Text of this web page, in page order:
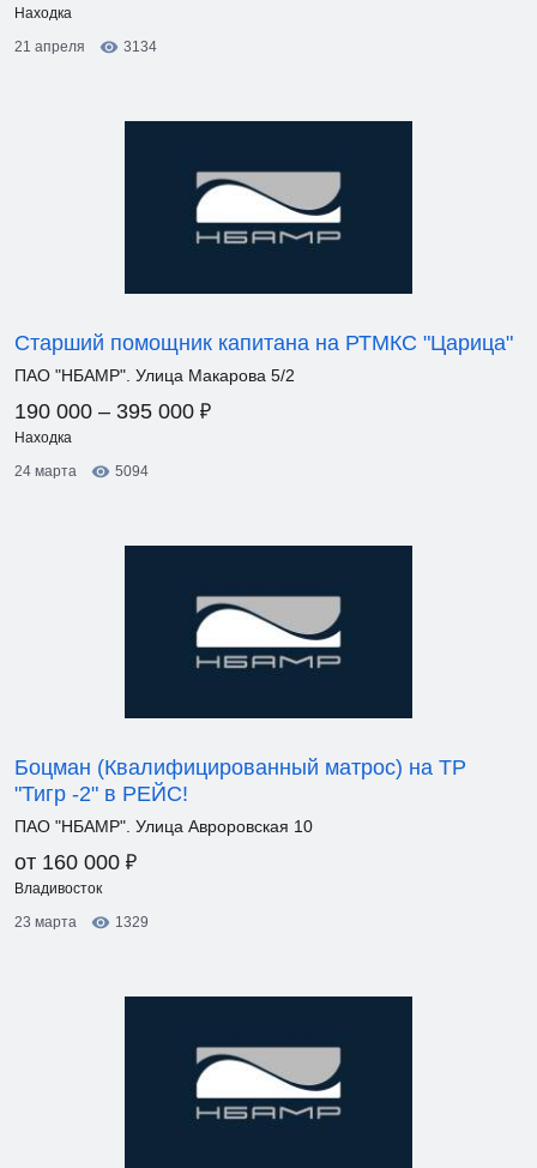
Находка
21 апреля
3134
Старший помощник капитана на РТМКС "Царица"
ПАО "НБАМР". Улица Макарова 5/2
190 000 – 395 000 ₽
Находка
24 марта
5094
Боцман (Квалифицированный матрос) на ТР
"Тигр -2" в РЕЙС!
ПАО "НБАМР". Улица Авроровская 10
от 160 000 ₽
Владивосток
23 марта
1329